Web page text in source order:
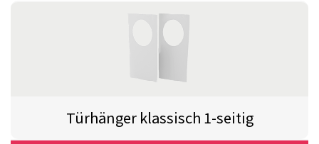
Türhänger klassisch 1-seitig